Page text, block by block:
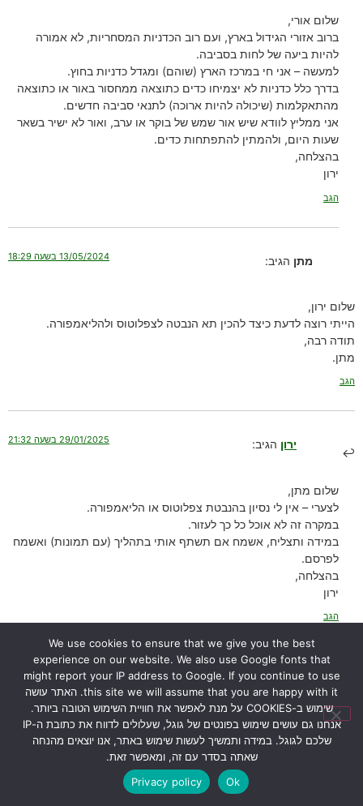
שלום אורי,
ברוב אזורי הגידול בארץ, ועם רוב הכדניות המסחריות, לא אמורה
להיות ביעה של לחות בסביבה.
למעשה – אני חי במרכז הארץ (שוהם) ומגדל כדניות בחוץ.
בדרך כלל כדניות לא יצמיחו כדים כתוצאה ממחסור באור או כתוצאה
מהתאקלמות (שיכולה להיות ארוכה) לתנאי סביבה חדשים.
אני ממליץ לוודא שיש אור שמש של בוקר או ערב, ואור לא ישיר בשאר
שעות היום, ולהמתין להתפתחות כדים.
בהצלחה,
ירון
הגב
מתן הגיב: 13/05/2024 בשעה 18:29
שלום ירון,
הייתי רוצה לדעת כיצד להכין תא הנבטה לצפלוטוס ולהליאמפורה.
תודה רבה,
מתן.
הגב
ירון הגיב: 29/01/2025 בשעה 21:32
שלום מתן,
לצערי – אין לי נסיון בהנבטת צפלוטוס או הליאמפורה.
במקרה זה לא אוכל כל כך לעזור.
במידה ותצליח, אשמח אם תשתף אותי בתהליך (עם תמונות) ואשמח
לפרסם.
בהצלחה,
ירון
הגב
אלין הגיב: 07/03/2024 בשעה 10:22
היי.. כדנית יודעת להתמודד עם חלזון בתוך לוע כדנית? כלומר היא תעכל
גם את הקליפה של החלזון? אין סכנה שהחלזון פשוט יאכל את הלוע
We use cookies to ensure that we give you the best
experience on our website. We also use Google fonts that
might report your IP address to Google. If you continue to use
this site we will assume that you are happy with it. האתר עושה
שימוש ב-COOKIES על מנת לאפשר את חוויית השימוש הטובה ביותר.
אנחנו גם עושים שימוש בפונטים של גוגל, שעלולים לדווח את כתובת ה-IP
שלכם לגוגל. במידה ותמשיך לעשות שימוש באתר, אנו יוצאים מהנחה
שאתה בסדר עם זה, ומאפשר זאת.
Ok
Privacy policy